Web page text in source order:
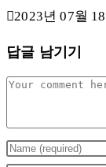
2023년 07월
답글 남기기
Comment
Enter